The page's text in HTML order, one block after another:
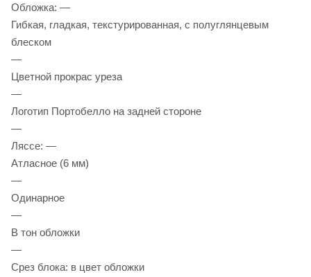
Обложка: —
Гибкая, гладкая, текстурированная, с полуглянцевым
блеском
—
Цветной прокрас уреза
—
Логотип Портобелло на задней стороне
—
Ляссе: —
Атласное (6 мм)
—
Одинарное
—
В тон обложки
—
Срез блока: в цвет обложки